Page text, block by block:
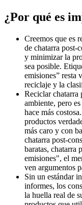
¿Por qué es
Creemos que es
de chatarra post-
y minimizar la
sea posible.
emisiones” resta
reciclaje y la
Reciclar chatarra
ambiente, pero
hace más costosa.
productos
más caro y con
chatarra post-
baratas, chatarra
emisiones", el
ven argumentos
Sin un estándar
informes, los
la huella real de